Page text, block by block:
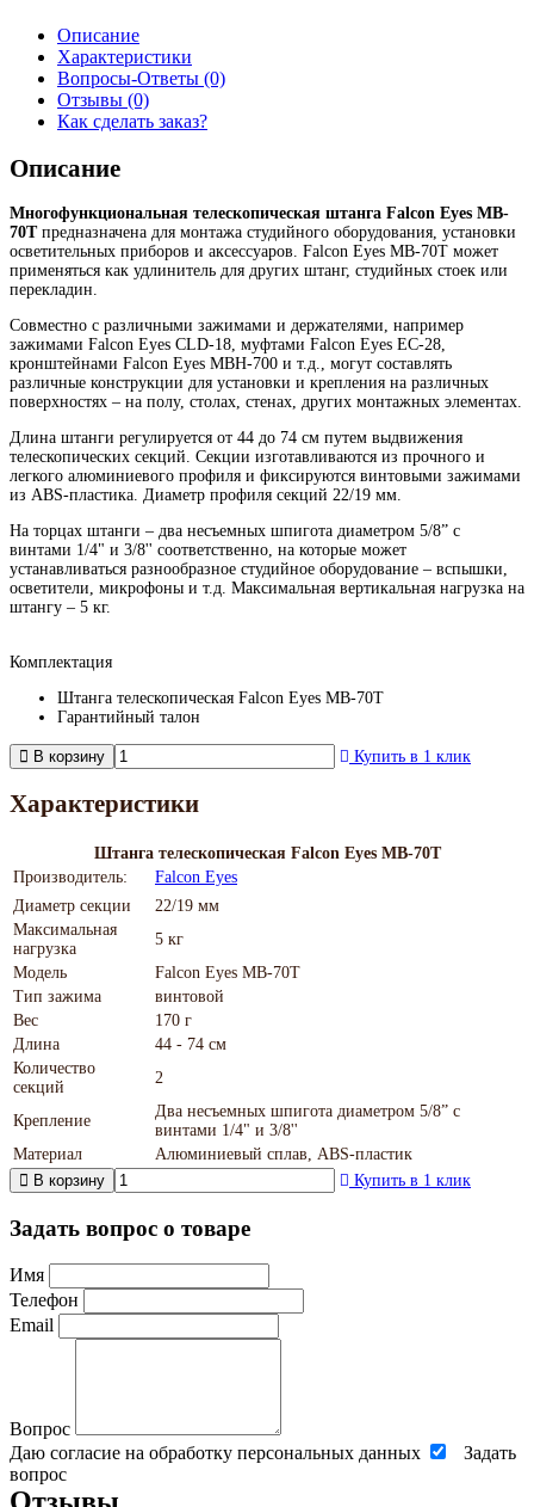
Описание
Характеристики
Вопросы-Ответы (0)
Отзывы (0)
Как сделать заказ?
Описание
Многофункциональная телескопическая штанга Falcon Eyes MB-
70T предназначена для монтажа студийного оборудования, установки
осветительных приборов и аксессуаров. Falcon Eyes MB-70T может
применяться как удлинитель для других штанг, студийных стоек или
перекладин.
Совместно с различными зажимами и держателями, например
зажимами Falcon Eyes CLD-18, муфтами Falcon Eyes EC-28,
кронштейнами Falcon Eyes MBH-700 и т.д., могут составлять
различные конструкции для установки и крепления на различных
поверхностях – на полу, столах, стенах, других монтажных элементах.
Длина штанги регулируется от 44 до 74 см путем выдвижения
телескопических секций. Секции изготавливаются из прочного и
легкого алюминиевого профиля и фиксируются винтовыми зажимами
из ABS-пластика. Диаметр профиля секций 22/19 мм.
На торцах штанги – два несъемных шпигота диаметром 5/8” с
винтами 1/4" и 3/8'' соответственно, на которые может
устанавливаться разнообразное студийное оборудование – вспышки,
осветители, микрофоны и т.д. Максимальная вертикальная нагрузка на
штангу – 5 кг.
Комплектация
Штанга телескопическая Falcon Eyes MB-70T
Гарантийный талон
В корзину Купить в 1 клик
Характеристики
Штанга телескопическая Falcon Eyes MB-70T
Производитель:
Falcon Eyes
Диаметр секции
22/19 мм
Максимальная
нагрузка
5 кг
Модель
Falcon Eyes MB-70T
Тип зажима
винтовой
Вес
170 г
Длина
44 - 74 см
Количество
секций
2
Крепление
Два несъемных шпигота диаметром 5/8” с
винтами 1/4" и 3/8''
Материал
Алюминиевый сплав, ABS-пластик
В корзину
Купить в 1 клик
Задать вопрос о товаре
Имя
Телефон
Email
Вопрос
Даю согласие на обработку персональных данных
Задать
вопрос